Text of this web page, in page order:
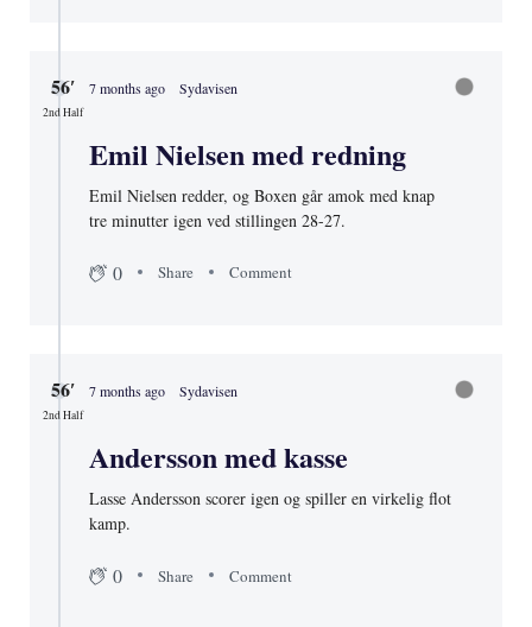
56′
2nd Half
7 months ago Sydavisen
Emil Nielsen med redning
Emil Nielsen redder, og Boxen går amok med knap
tre minutter igen ved stillingen 28-27.
0 Share Comment
56′
2nd Half
7 months ago Sydavisen
Andersson med kasse
Lasse Andersson scorer igen og spiller en virkelig flot
kamp.
0 Share Comment